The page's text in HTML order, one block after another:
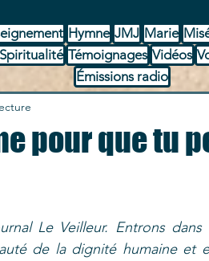
pour que tu
Le Veilleur. Entrons
de la dignité humaine et
Hymne JMJ Marie
Spiritualité Témoignages Vidéos
Émissions radio